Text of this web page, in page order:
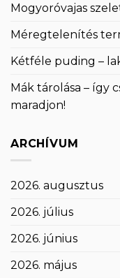
Mogyoróvajas
Méregtelenítés
Kétféle puding –
Mák tárolása – így
maradjon!
ARCHÍVUM
2026. augusztus
2026. július
2026. június
2026. május